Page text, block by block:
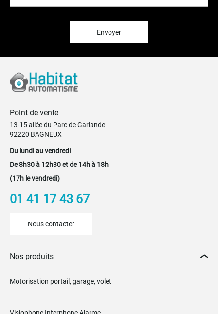
Envoyer
Point de vente
13-15 allée du Parc de Garlande
92220 BAGNEUX
Du lundi au vendredi
De 8h30 à 12h30 et de 14h à 18h
(17h le vendredi)
01 41 17 43 67
Nous contacter
Nos produits
Motorisation portail, garage, volet